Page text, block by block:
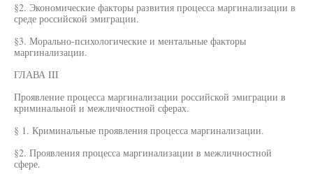
§2. Экономические факторы развития процесса маргинализации в
среде российской эмиграции.
§3. Морально-психологические и ментальные факторы
маргинализации.
ГЛАВА III
Проявление процесса маргинализации российской эмиграции в
криминальной и межличностной сферах.
§ 1. Криминальные проявления процесса маргинализации.
§2. Проявления процесса маргинализации в межличностной
сфере.